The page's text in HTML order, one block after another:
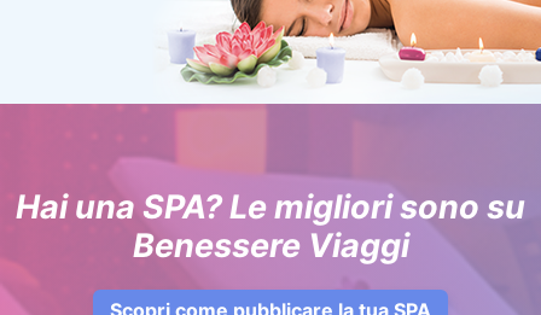
Hai una SPA? Le migliori sono su
Benessere Viaggi